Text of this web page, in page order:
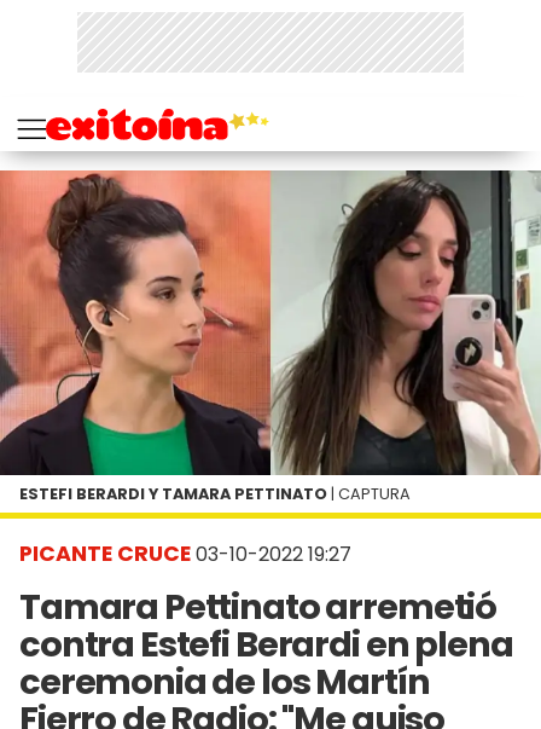
PICANTE CRUCE03-10-2022 19:27
Tamara Pettinato arremetió
contra Estefi Berardi en plena
ceremonia de los Martín
Fierro de Radio: "Me quiso
ESTEFI BERARDI Y TAMARA PETTINATO | CAPTURA